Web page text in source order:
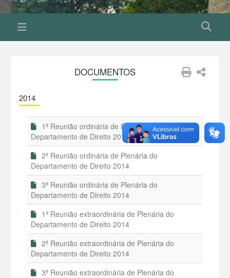
DOCUMENTOS
2014
1ª Reunião ordinária de Plenária do
Departamento de Direito 2014
2ª Reunião ordinária de Plenária do
Departamento de Direito 2014
3ª Reunião ordinária de Plenária do
Departamento de Direito 2014
1ª Reunião extraordinária de Plenária do
Departamento de Direito 2014
2ª Reunião extraordinária de Plenária do
Departamento de Direito 2014
3ª Reunião extraordinária de Plenária do